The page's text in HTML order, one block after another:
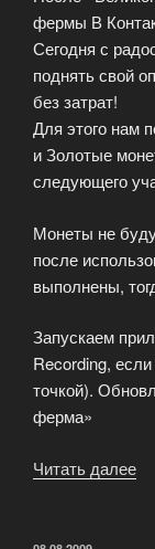
фермы В
Сегодня с
поднять свой
без затрат!
Для этого нам
и Золотые
следующего
Монеты не
после
выполнены,
Запускаем
Recording,
точкой).
ферма»
Читать далее